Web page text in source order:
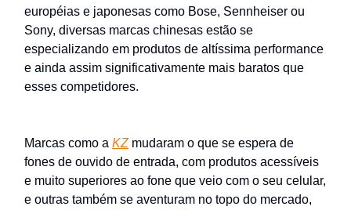
européias e japonesas como Bose, Sennheiser ou
Sony, diversas marcas chinesas estão se
especializando em produtos de altíssima performance
e ainda assim significativamente mais baratos que
esses competidores.
Marcas como a KZmudaram o que se espera de
fones de ouvido de entrada, com produtos acessíveis
e muito superiores ao fone que veio com o seu celular,
e outras também se aventuram no topo do mercado,